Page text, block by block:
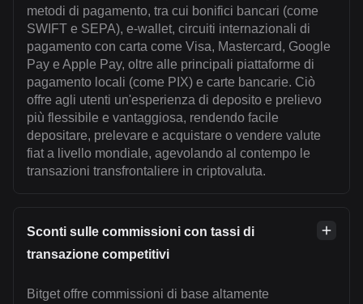
metodi di pagamento, tra cui bonifici bancari (come
SWIFT e SEPA), e-wallet, circuiti internazionali di
pagamento con carta come Visa, Mastercard, Google
Pay e Apple Pay, oltre alle principali piattaforme di
pagamento locali (come PIX) e carte bancarie. Ciò
offre agli utenti un'esperienza di deposito e prelievo
più flessibile e vantaggiosa, rendendo facile
depositare, prelevare e acquistare o vendere valute
fiat a livello mondiale, agevolando al contempo le
transazioni transfrontaliere in criptovaluta.
Sconti sulle commissioni con tassi di
transazione competitivi
Bitget offre commissioni di base altamente